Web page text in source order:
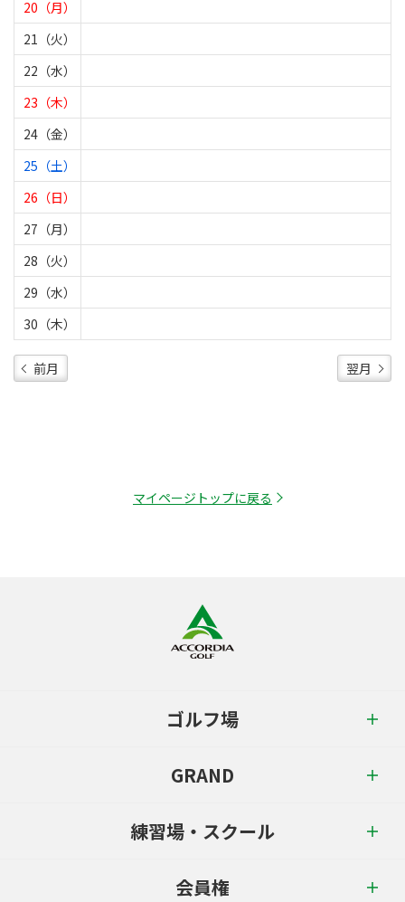
20（月）
21（火）
22（水）
23（木）
24（金）
25（土）
26（日）
27（月）
28（火）
29（水）
30（木）
前月 翌月
マイページトップに戻る
ゴルフ場
GRAND
練習場・スクール
会員権